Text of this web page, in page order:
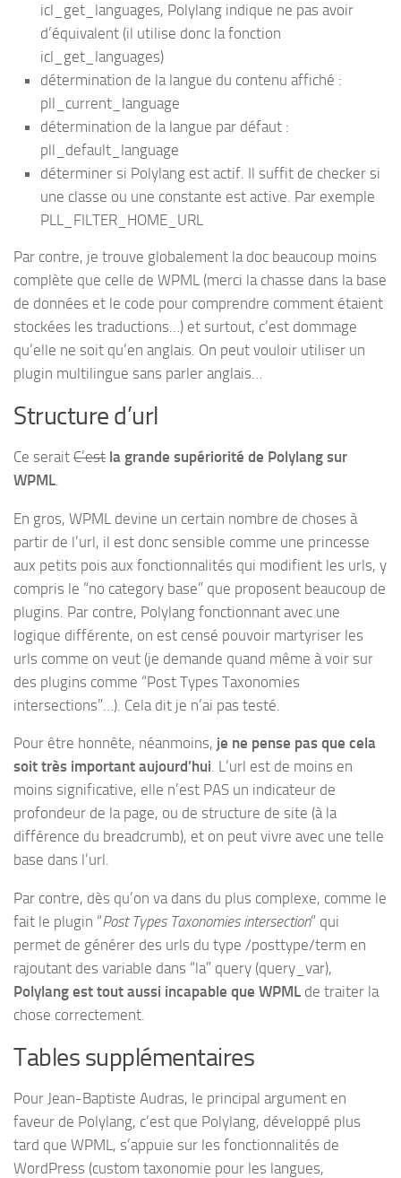
icl_get_languages, Polylang indique ne pas avoir
d’équivalent (il utilise donc la fonction
icl_get_languages)
détermination de la langue du contenu affiché :
pll_current_language
détermination de la langue par défaut :
pll_default_language
déterminer si Polylang est actif. Il suffit de checker si
une classe ou une constante est active. Par exemple
PLL_FILTER_HOME_URL
Par contre, je trouve globalement la doc beaucoup moins
complète que celle de WPML (merci la chasse dans la base
de données et le code pour comprendre comment étaient
stockées les traductions…) et surtout, c’est dommage
qu’elle ne soit qu’en anglais. On peut vouloir utiliser un
plugin multilingue sans parler anglais…
Structure d’url
Ce serait C’est la grande supériorité de Polylang sur
WPML.
En gros, WPML devine un certain nombre de choses à
partir de l’url, il est donc sensible comme une princesse
aux petits pois aux fonctionnalités qui modifient les urls, y
compris le “no category base” que proposent beaucoup de
plugins. Par contre, Polylang fonctionnant avec une
logique différente, on est censé pouvoir martyriser les
urls comme on veut (je demande quand même à voir sur
des plugins comme “Post Types Taxonomies
intersections”…). Cela dit je n’ai pas testé.
Pour être honnête, néanmoins, je ne pense pas que cela
soit très important aujourd’hui. L’url est de moins en
moins significative, elle n’est PAS un indicateur de
profondeur de la page, ou de structure de site (à la
différence du breadcrumb), et on peut vivre avec une telle
base dans l’url.
Par contre, dès qu’on va dans du plus complexe, comme le
fait le plugin “Post Types Taxonomies intersection” qui
permet de générer des urls du type /posttype/term en
rajoutant des variable dans “la” query (query_var),
Polylang est tout aussi incapable que WPML de traiter la
chose correctement.
Tables supplémentaires
Pour Jean-Baptiste Audras, le principal argument en
faveur de Polylang, c’est que Polylang, développé plus
tard que WPML, s’appuie sur les fonctionnalités de
WordPress (custom taxonomie pour les langues,